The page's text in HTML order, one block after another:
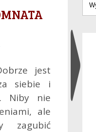
jest
siebie i
Niby nie
ale
zagubić
Ukryj